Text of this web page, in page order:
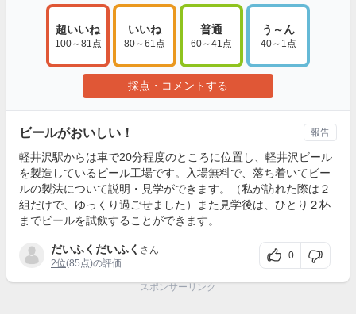
超いいね
100～81点
いいね
80～61点
普通
60～41点
う～ん
40～1点
採点・コメントする
ビールがおいしい！
軽井沢駅からは車で20分程度のところに位置し、軽井沢ビール
を製造しているビール工場です。入場無料で、落ち着いてビー
ルの製法について説明・見学ができます。（私が訪れた際は２
組だけで、ゆっくり過ごせました）また見学後は、ひとり２杯
までビールを試飲することができます。
だいふくだいふく さん
2位(85点)の評価
0
報告
スポンサーリンク